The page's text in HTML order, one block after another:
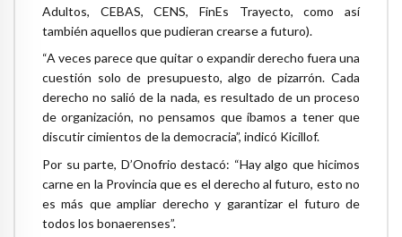
Adultos, CEBAS, CENS, FinEs Trayecto, como así
también aquellos que pudieran crearse a futuro).
“A veces parece que quitar o expandir derecho fuera una
cuestión solo de presupuesto, algo de pizarrón. Cada
derecho no salió de la nada, es resultado de un proceso
de organización, no pensamos que íbamos a tener que
discutir cimientos de la democracia”, indicó Kicillof.
Por su parte, D’Onofrio destacó: “Hay algo que hicimos
carne en la Provincia que es el derecho al futuro, esto no
es más que ampliar derecho y garantizar el futuro de
todos los bonaerenses”.